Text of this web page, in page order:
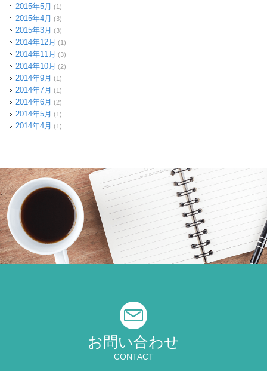
2015年5月 (1)
2015年4月 (3)
2015年3月 (3)
2014年12月 (1)
2014年11月 (3)
2014年10月 (2)
2014年9月 (1)
2014年7月 (1)
2014年6月 (2)
2014年5月 (1)
2014年4月 (1)
お問い合わせ
CONTACT